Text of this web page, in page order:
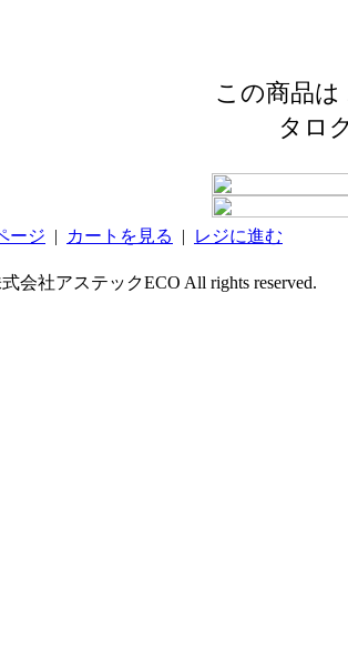
この商品は
タロ
ージ | カートを見る | レジに進む
会社アステックECO All rights reserved.